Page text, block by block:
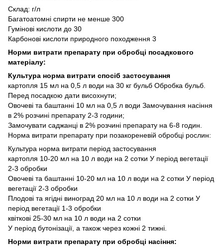
Склад: г/л
Багатоатомні спирти не менше 300
Гумінові кислоти до 30
Карбонові кислоти природного походження 3
Норми витрати препарату при обробці посадкового
матеріалу:
Культура норма витрати спосіб застосування
картопля 15 мл на 0,5 л води на 30 кг бульб Обробка бульб.
Перед посадкою дати висохнути;
Овочеві та баштанні 10 мл на 0,5 л води Замочування насіння
в 2% розчині препарату 2-3 години;
Замочувати саджанці в 2% розчині препарату на 6-8 годин.
Норма витрати препарату при позакореневій обробці рослин:
Культура норма витрати період застосування
картопля 10-20 мл на 10 л води на 2 сотки У період вегетації
2-3 обробки
Овочеві та баштанні 10-20 мл на 10 л води на 2 сотки У період
вегетації 2-3 обробки
Плодові та ягідні виноград 20 мл на 10 л води на 2 сотки У
період вегетації 1-3 обробки
квіткові 25-30 мл на 10 л води на 2 сотки
У період бутонізації, а також через кожні 2 тижні.
Норми витрати препарату при обробці насіння: